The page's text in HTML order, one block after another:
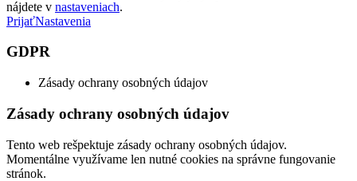
nájdete v nastaveniach.
PrijaťNastavenia
GDPR
Zásady ochrany osobných údajov
Zásady ochrany osobných údajov
Tento web rešpektuje zásady ochrany osobných údajov.
Momentálne využívame len nutné cookies na správne fungovanie
stránok.